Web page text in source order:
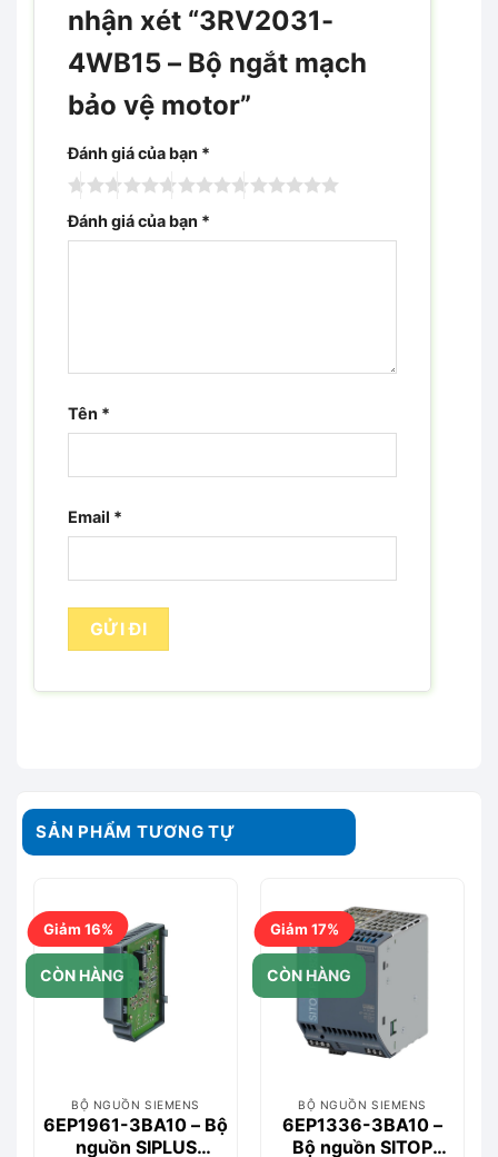
nhận xét “3RV2031-
4WB15 – Bộ ngắt mạch
bảo vệ motor”
Đánh giá của bạn *
Đánh giá của bạn *
Tên *
Email *
SẢN PHẨM TƯƠNG TỰ
Giảm 16%
CÒN HÀNG
BỘ NGUỒN SIEMENS
6EP1961-3BA10 – Bộ
nguồn SIPLUS
Giảm 17%
CÒN HÀNG
BỘ NGUỒN SIEMENS
6EP1336-3BA10 –
Bộ nguồn SITOP